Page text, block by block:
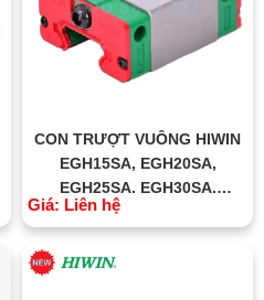
CON TRƯỢT VUÔNG HIWIN
EGH15SA, EGH20SA,
EGH25SA, EGH30SA,
EGH35SA
Giá: Liên hệ